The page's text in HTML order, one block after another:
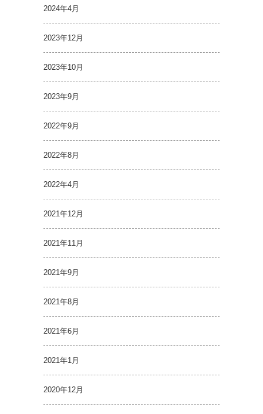
2024年4月
2023年12月
2023年10月
2023年9月
2022年9月
2022年8月
2022年4月
2021年12月
2021年11月
2021年9月
2021年8月
2021年6月
2021年1月
2020年12月